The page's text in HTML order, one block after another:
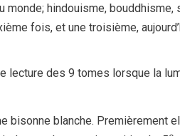
hindouisme,
fois, et une troisième,
des 9 tomes lorsque la
bisonne blanche. Premièrement